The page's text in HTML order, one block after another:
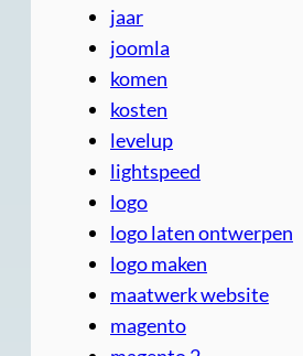
jaar
joomla
komen
kosten
levelup
lightspeed
logo
logo laten ontwerpen
logo maken
maatwerk website
magento